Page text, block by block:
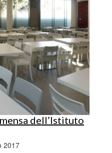
dell’Istituto
2017